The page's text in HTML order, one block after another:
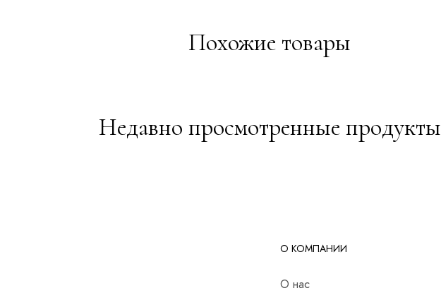
Похожие товары
Недавно просмотренные продукты
О КОМПАНИИ
О нас